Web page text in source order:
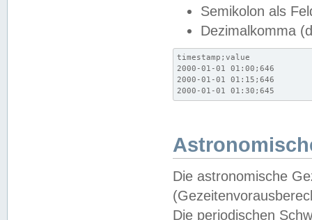
Semikolon als
Dezimalkomma
timestamp;value
2000-01-01 01:00;646
2000-01-01 01:15;646
2000-01-01 01:30;645
Die astronomische
Die periodischen